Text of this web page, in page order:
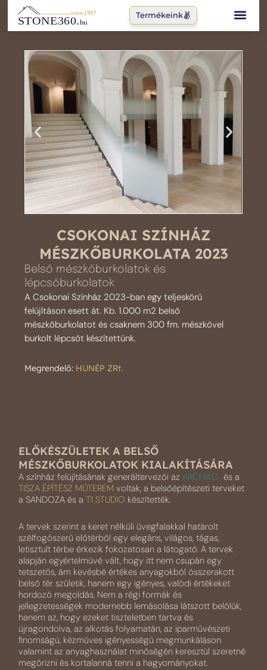
Skip
content
Termékeink
CSOKONAI SZÍNHÁZ
MÉSZKŐBURKOLATA 2023
Belső mészkőburkolatok és
lépcsőburkolatok
A Csokonai Színház 2023-ban egy teljeskörű
felújításon esett át. Kb. 1.000 m2 belső
mészkőburkolatot és csaknem 300 fm. mészkővel
burkolt lépcsőt készítettünk.
Megrendelő: HUNÉP ZRt.
ELŐKÉSZÜLETEK A BELSŐ
MÉSZKŐBURKOLATOK KIALAKÍTÁSÁRA
A színház felújításának generáltervezői azARCHIKO és a
TISZA ÉPÍTÉSZ MŰTEREM voltak, a belsőépítészeti terveket
a SANDOZA és aT1 STUDIO készítették.
A tervek szerint a keret nélküli üvegfalakkal határolt
szélfogószerű előtérből egy elegáns, világos, tágas,
letisztult térbe érkezik fokozatosan a látogató. A tervek
alapján egyértelművé vált, hogy itt nem csupán egy
tetszetős, ám kevésbé értékes anyagokból összerakott
belső tér születik, hanem egy igényes, valódi értékeket
hordozó megoldás. Nem a régi formák és
jellegzetességek modernebb lemásolása látszott belőlük,
hanem az, hogy ezeket tiszteletben tartva és
újragondolva, az alkotás folyamatán, az iparművészeti
finomságú, kézműves igényességű megmunkáláson
valamint az anyaghasználat minőségén keresztül szeretné
megőrizni és kortalanná tenni a hagyományokat.